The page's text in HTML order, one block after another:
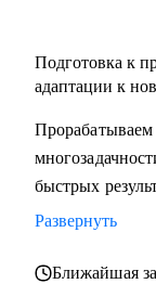
Подготовка к
адаптации к
Прорабатываем
быстрых
Развернуть
Ближайшая